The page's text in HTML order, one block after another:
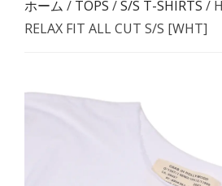
ホーム / TOPS /S/S T-SHIRTS /
RELAX FIT ALL CUT S/S [WHT]